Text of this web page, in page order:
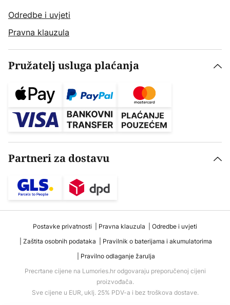
Odredbe i uvjeti
Pravna klauzula
Pružatelj usluga plaćanja
Partneri za dostavu
Postavke privatnosti Pravna klauzula
Odredbe i uvjeti
Zaštita osobnih podataka
Pravilnik o baterijama i akumulatorima
Pravilno odlaganje žarulja
Precrtane cijene na Lumories.hr odgovaraju preporučenoj cijeni
proizvođača.
Sve cijene u EUR, uklj. 25% PDV-a i bez troškova dostave.